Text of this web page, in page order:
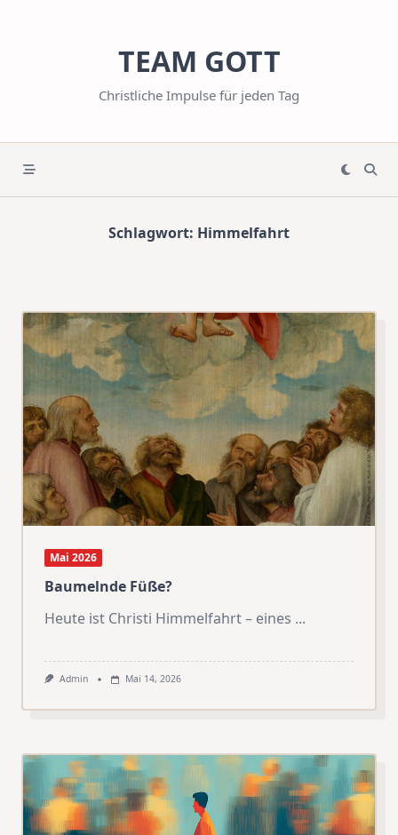
TEAM GOTT
Christliche Impulse für jeden Tag
Schlagwort: Himmelfahrt
Mai 2026
Baumelnde Füße?
Heute ist Christi Himmelfahrt – eines ...
Admin Mai 14, 2026